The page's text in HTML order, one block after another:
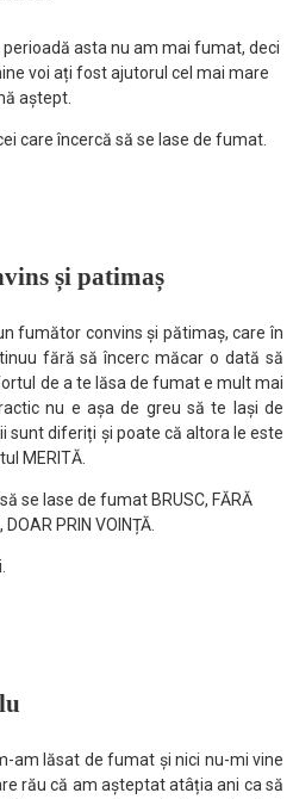
asta nu am mai fumat, deci
voi ați fost ajutorul cel mai mare
aștept.
care încercă să se lase de fumat.
și patimaș
fumător convins și pătimaș, care în
fără să încerc măcar o dată să
de a te lăsa de fumat e mult mai
nu e așa de greu să te lași de
sunt diferiți și poate că altora le este
MERITĂ.
se lase de fumat BRUSC, FĂRĂ
DOAR PRIN VOINȚĂ.
am lăsat de fumat și nici nu-mi vine
rău că am așteptat atâția ani ca să